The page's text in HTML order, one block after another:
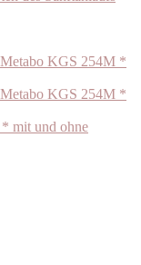
KGS 254M *
KGS 254M *
mit und ohne